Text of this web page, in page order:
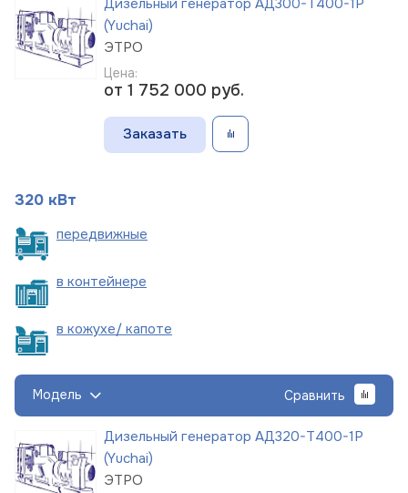
(Yuchai)
ЭТРО
Цена:
от 1 752 000 руб.
Заказать
320 кВт
передвижные
в контейнере
в кожухе/ капоте
Модель Сравнить
Дизельный генератор АД320-Т400-1Р
(Yuchai)
ЭТРО